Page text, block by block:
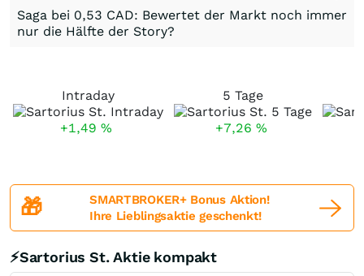
Saga bei 0,53 CAD: Bewertet der Markt noch immer
nur die Hälfte der Story?
Intraday
+1,49 %
5 Tage
+7,26 %
🎁
SMARTBROKER+ Bonus Aktion!
Ihre Lieblingsaktie geschenkt!
⚡Sartorius St. Aktie kompakt